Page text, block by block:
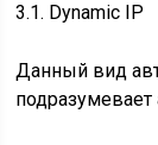
3.1. Dynamic IP
Данный вид
подразумевает